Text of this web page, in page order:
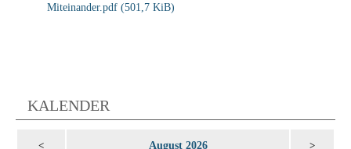
Miteinander.pdf (501,7 KiB)
KALENDER
< August 2026 >